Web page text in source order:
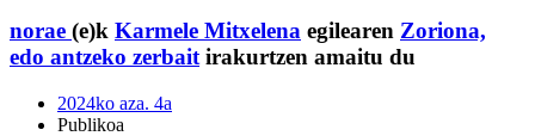
norae (e)k Karmele Mitxelena egilearen Zoriona,
edo antzeko zerbait irakurtzen amaitu du
2024ko aza. 4a
Publikoa